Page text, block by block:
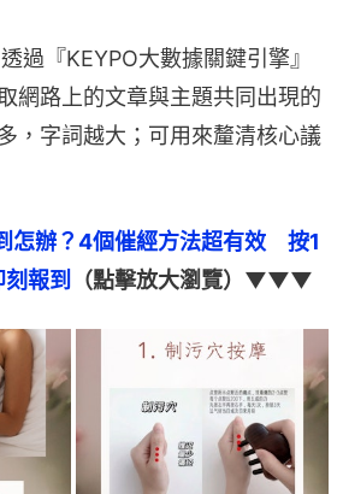
過『KEYPO大數據關鍵引擎』
網路上的文章與主題共同出現的
，字詞越大；可用來釐清核心議
怎辦？4個催經方法超有效　按1
報到
（點擊放大瀏覽）▼▼▼